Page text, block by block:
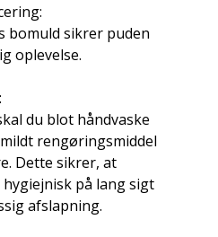
bomuld sikrer puden
oplevelse.
du blot håndvaske
rengøringsmiddel
Dette sikrer, at
på lang sigt
afslapning.